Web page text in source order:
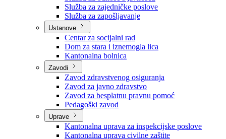
Službe
Služba za odnose s javnošću
Služba za zajedničke poslove
Služba za zapošljavanje
Ustanove
Centar za socijalni rad
Dom za stara i iznemogla lica
Kantonalna bolnica
Zavodi
Zavod zdravstvenog osiguranja
Zavod za javno zdravstvo
Zavod za besplatnu pravnu pomoć
Pedagoški zavod